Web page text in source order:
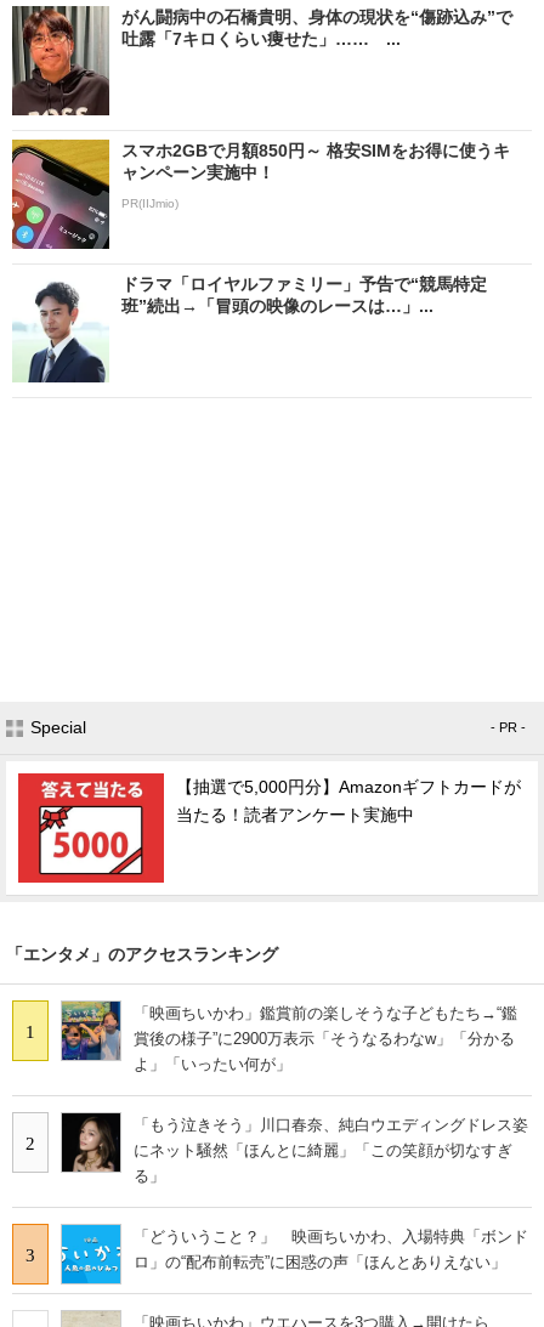
がん闘病中の石橋貴明、身体の現状を“傷跡込み”で
吐露「7キロくらい痩せた」…… ...
スマホ2GBで月額850円～ 格安SIMをお得に使うキ
ャンペーン実施中！
PR(IIJmio)
ドラマ「ロイヤルファミリー」予告で“競馬特定
班”続出→「冒頭の映像のレースは…」...
Special - PR -
【抽選で5,000円分】Amazonギフトカードが
当たる！読者アンケート実施中
「エンタメ」のアクセスランキング
1
「映画ちいかわ」鑑賞前の楽しそうな子どもたち→“鑑
賞後の様子”に2900万表示「そうなるわなw」「分かる
よ」「いったい何が」
2
「もう泣きそう」川口春奈、純白ウエディングドレス姿
にネット騒然「ほんとに綺麗」「この笑顔が切なすぎ
る」
3
「どういうこと？」 映画ちいかわ、入場特典「ボンド
ロ」の“配布前転売”に困惑の声「ほんとありえない」
「映画ちいかわ」ウエハースを3つ購入→開けたら……